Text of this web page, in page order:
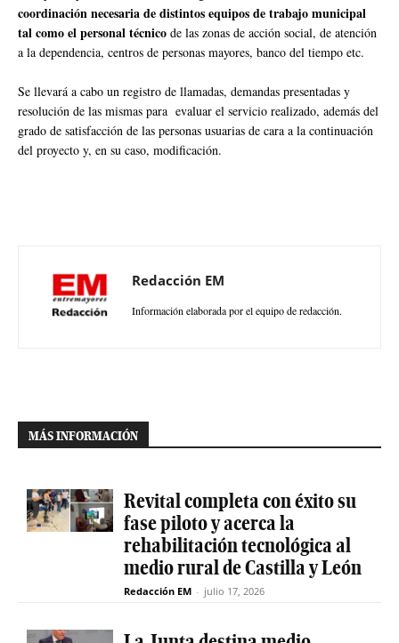
coordinación necesaria de distintos equipos de trabajo municipal
tal como el personal técnico de las zonas de acción social, de atención
a la dependencia, centros de personas mayores, banco del tiempo etc.
Se llevará a cabo un registro de llamadas, demandas presentadas y
resolución de las mismas para evaluar el servicio realizado, además del
grado de satisfacción de las personas usuarias de cara a la continuación
del proyecto y, en su caso, modificación.
Redacción EM
Información elaborada por el equipo de redacción.
MÁS INFORMACIÓN
Revital completa con éxito su
fase piloto y acerca la
rehabilitación tecnológica al
medio rural de Castilla y León
Redacción EM - julio 17, 2026